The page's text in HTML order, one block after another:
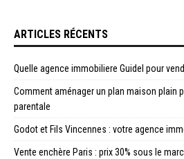
ARTICLES RÉCENTS
Quelle agence immobiliere Guidel pour
Comment aménager un plan maison plain
parentale
Godot et Fils Vincennes : votre agence
Vente enchère Paris : prix 30% sous le